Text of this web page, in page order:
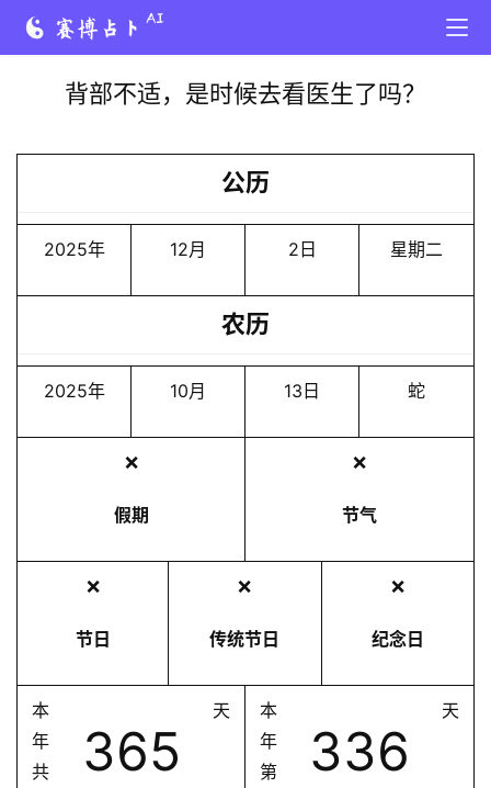
背部不适，是时候去看医生了吗？
公历
2025年 12月 2日 星期二
农历
2025年 10月 13日 蛇
❌
假期
❌
节气
❌
节日
❌
传统节日
❌
纪念日
本
年
共
365
天
本
年
第
336
天